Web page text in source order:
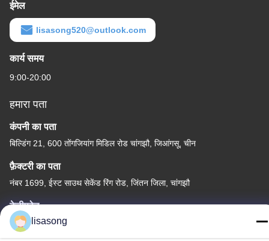
ईमेल
lisasong520@outlook.com
कार्य समय
9:00-20:00
हमारा पता
कंपनी का पता
बिल्डिंग 21, 600 तोंगजियांग मिडिल रोड चांगझौ, जिआंगसू, चीन
फ़ैक्टरी का पता
नंबर 1699, ईस्ट साउथ सेकेंड रिंग रोड, जिंतन जिला, चांगझौ
टेलीफोन
86--18112317931
lisasong